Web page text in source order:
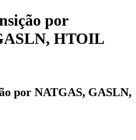
por
HTOIL
por NATGAS, GASLN,